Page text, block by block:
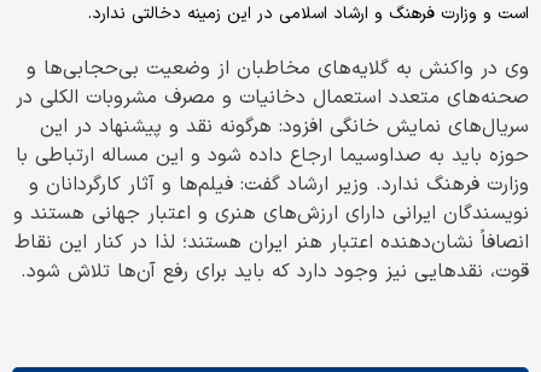
است و وزارت فرهنگ و ارشاد اسلامی در این زمینه دخالتی ندارد.
وی در واکنش به گلایه‌های مخاطبان از وضعیت بی‌حجابی‌ها و
صحنه‌های متعدد استعمال دخانیات و مصرف مشروبات الکلی در
سریال‌های نمایش خانگی افزود: هرگونه نقد و پیشنهاد در این
حوزه باید به صداوسیما ارجاع داده شود و این مساله ارتباطی با
وزارت فرهنگ ندارد. وزیر ارشاد گفت: فیلم‌ها و آثار کارگردانان و
نویسندگان ایرانی دارای ارزش‌های هنری و اعتبار جهانی هستند و
انصافاً نشان‌دهنده اعتبار هنر ایران هستند؛ لذا در کنار این نقاط
قوت، نقدهایی نیز وجود دارد که باید برای رفع آن‌ها تلاش شود.